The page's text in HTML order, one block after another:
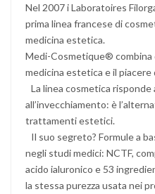
Nel 2007 i Laboratoires
prima linea francese di
medicina estetica.
Medi-Cosmetique® combina
medicina estetica e il piacere
La linea cosmetica
all’invecchiamento: è
trattamenti estetici.
Il suo segreto? Formule a
negli studi medici: NCTF,
acido ialuronico e 53
la stessa purezza usata nei